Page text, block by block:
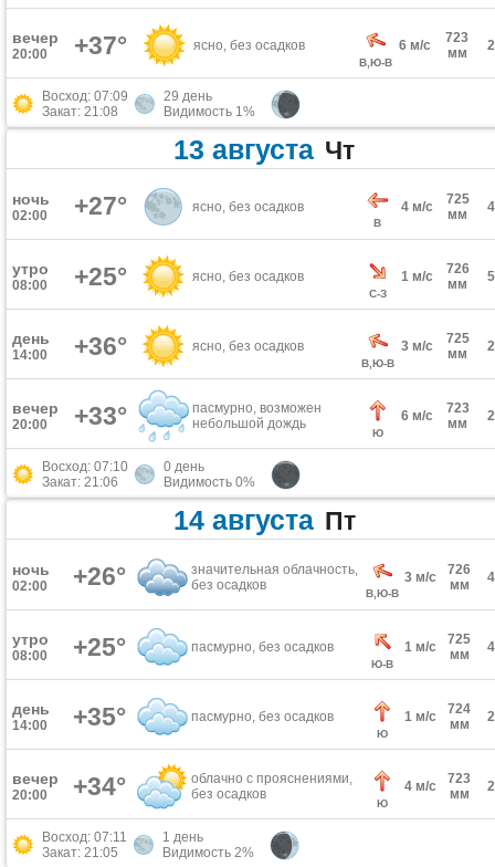
вечер
20:00 +37° ясно, без осадков
В,Ю-В
6 м/с
723
мм
Восход: 07:09
Закат: 21:08
29 день
Видимость 1%
13 августа Чт
ночь
02:00 +27° ясно, без осадков
В
4 м/с
725
мм
утро
08:00 +25° ясно, без осадков
С-З
1 м/с
726
мм
день
14:00 +36° ясно, без осадков
В,Ю-В
3 м/с
725
мм
вечер
20:00 +33°
пасмурно, возможен
небольшой дождь
Ю
6 м/с
723
мм
Восход: 07:10
Закат: 21:06
0 день
Видимость 0%
14 августа Пт
ночь
02:00 +26°
значительная облачность,
без осадков
В,Ю-В
3 м/с
726
мм
утро
08:00 +25° пасмурно, без осадков
Ю-В
1 м/с
725
мм
день
14:00 +35° пасмурно, без осадков
Ю
1 м/с
724
мм
вечер
20:00 +34°
облачно с прояснениями,
без осадков
Ю
4 м/с
723
мм
Восход: 07:11
Закат: 21:05
1 день
Видимость 2%